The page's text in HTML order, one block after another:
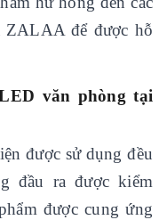
ZALAA để được hỗ
văn phòng tại
được sử dụng đều
đầu ra được kiểm
được cung ứng